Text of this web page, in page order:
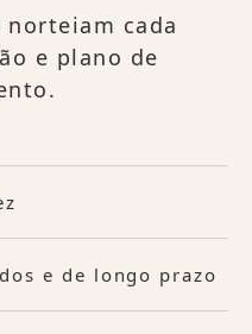
cada
e plano de
e de longo prazo